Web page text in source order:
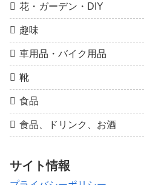
花・ガーデン・DIY
趣味
車用品・バイク用品
靴
食品
食品、ドリンク、お酒
サイト情報